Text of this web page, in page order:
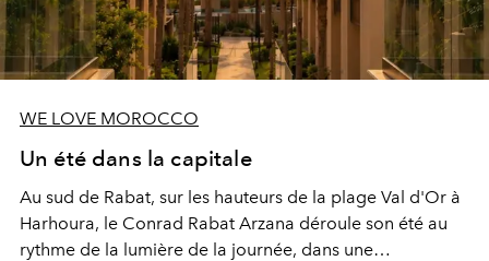
WE LOVE MOROCCO
Un été dans la capitale
Au sud de Rabat, sur les hauteurs de la plage Val d'Or à
Harhoura, le Conrad Rabat Arzana déroule son été au
rythme de la lumière de la journée, dans une